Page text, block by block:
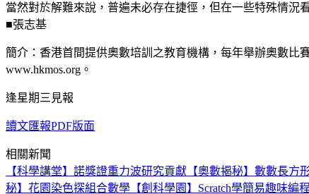
當然對於解難來說，普遍未必存在捷徑，但在一些特殊情況
■張志基
簡介：香港首間提供奧數培訓之教育機構，每年舉辦奧數比
www.hkmos.org。
逢星期三見報
讀文匯報PDF版面
相關新聞
【科學講堂】諾獎證重力波研究貢獻 【奧數揭秘】數數長方
秘】花園染色探組合數學 【創科學園】Scratch學簡易趣味編程